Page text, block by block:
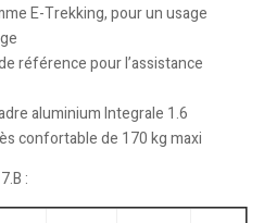
E-Trekking, pour un usage
référence pour l’assistance
aluminium Integrale 1.6
confortable de 170 kg maxi
: